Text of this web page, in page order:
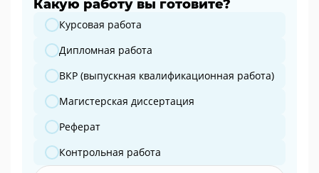
Какую работу вы готовите?
Какую работу вы готовите?
Курсовая работа
Дипломная работа
ВКР (выпускная квалификационная работа)
Магистерская диссертация
Реферат
Контрольная работа